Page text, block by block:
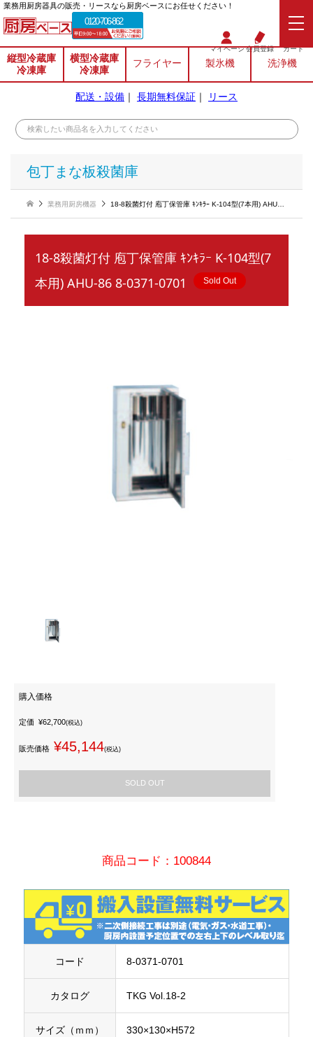
業務⽤厨房器具の販売・リースなら厨房ベースにお任せください！
0120-706-862
マイページ会員登録 カート
縦型冷蔵庫
冷凍庫
横型冷蔵庫
冷凍庫
フライヤー 製氷機 洗浄機
配送・設備 ｜ 長期無料保証 ｜ リース
包丁まな板殺菌庫
業務用厨房機器 18-8殺菌灯付 庖丁保管庫 ｷﾝｷﾗｰ K-104型(7本用) AHU-86 8-0371-0701
18-8殺菌灯付 庖丁保管庫 ｷﾝｷﾗｰ K-104型(7
本用) AHU-86 8-0371-0701
Sold Out
購入価格
定価 ¥62,700(税込)
販売価格 ¥45,144(税込)
SOLD OUT
商品コード：100844
コード 8-0371-0701
カタログ TKG Vol.18-2
サイズ（ｍｍ） 330×130×H572